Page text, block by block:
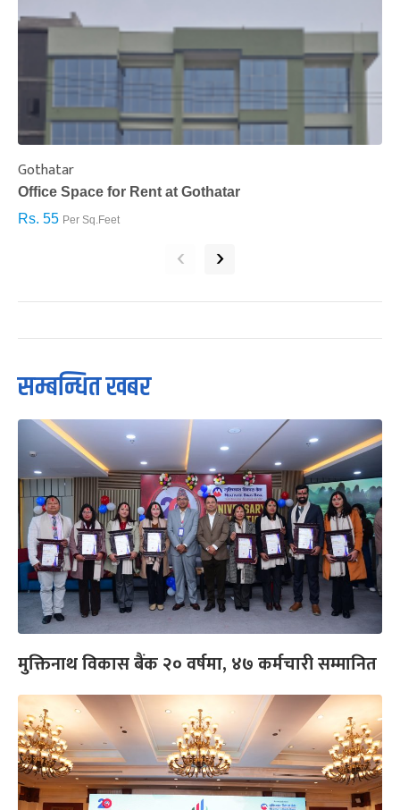
Gothatar
Office Space for Rent at Gothatar
Rs. 55 Per Sq.Feet
‹ ›
सम्बन्धित खबर
मुक्तिनाथ विकास बैंक २० वर्षमा, ४७ कर्मचारी सम्मानित